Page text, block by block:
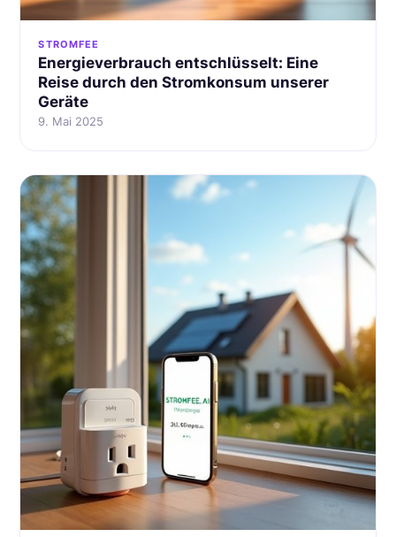
STROMFEE
Energieverbrauch entschlüsselt: Eine
Reise durch den Stromkonsum unserer
Geräte
9. Mai 2025